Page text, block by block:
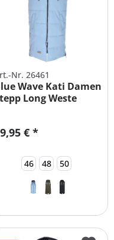
Nr. 26461
Wave Kati Damen
Long Weste
€ *
46 48 50